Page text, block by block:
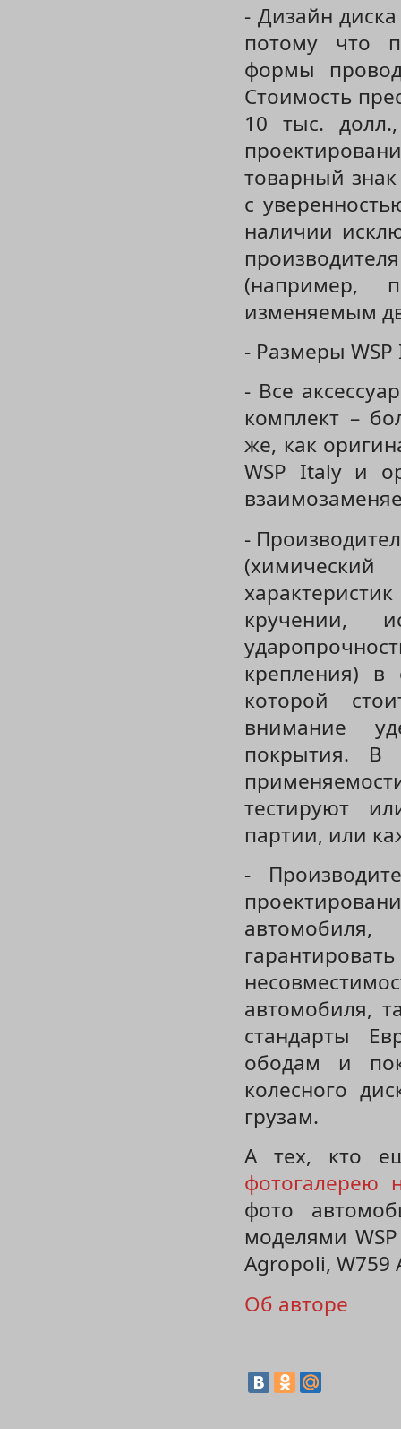
- Дизайн
потому что
формы
Стоимость
10 тыс.
товарный
с
наличии
(например,
изменяемым
- Размеры
- Все
комплект –
же, как
WSP Italy и
-
кручении,
крепления) в
которой
внимание
покрытия. В
тестируют
партии, или
-
автомобиля,
стандарты
ободам и
колесного
грузам.
А тех, кто
фотогалерею
фото
моделями
Agropoli, W759
Об авторе